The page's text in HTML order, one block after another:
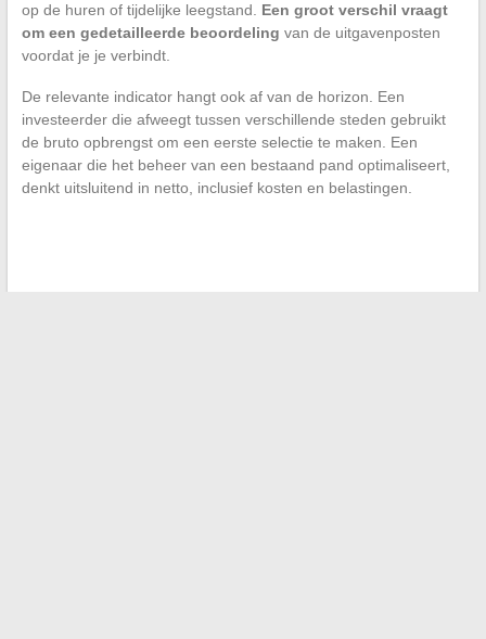
op de huren of tijdelijke leegstand. Een groot verschil vraagt
om een gedetailleerde beoordeling van de uitgavenposten
voordat je je verbindt.
De relevante indicator hangt ook af van de horizon. Een
investeerder die afweegt tussen verschillende steden gebruikt
de bruto opbrengst om een eerste selectie te maken. Een
eigenaar die het beheer van een bestaand pand optimaliseert,
denkt uitsluitend in netto, inclusief kosten en belastingen.